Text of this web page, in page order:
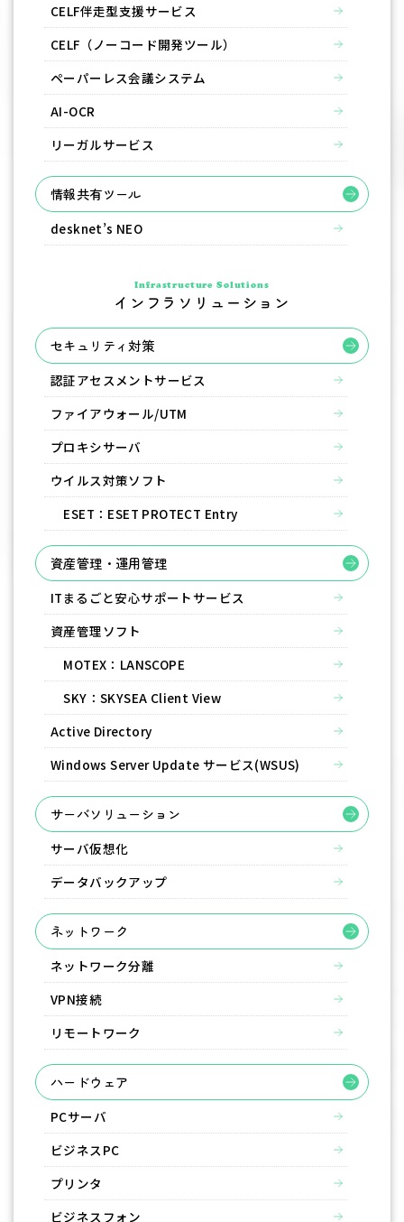
CELF伴走型支援サービス
CELF（ノーコード開発ツール）
ペーパーレス会議システム
AI-OCR
リーガルサービス
情報共有ツール
desknet’s NEO
Infrastructure Solutions
インフラソリューション
セキュリティ対策
認証アセスメントサービス
ファイアウォール/UTM
プロキシサーバ
ウイルス対策ソフト
ESET：ESET PROTECT Entry
資産管理・運用管理
ITまるごと安心サポートサービス
資産管理ソフト
MOTEX：LANSCOPE
SKY：SKYSEA Client View
Active Directory
Windows Server Update サービス(WSUS)
サーバソリューション
サーバ仮想化
データバックアップ
ネットワーク
ネットワーク分離
VPN接続
リモートワーク
ハードウェア
PCサーバ
ビジネスPC
プリンタ
ビジネスフォン